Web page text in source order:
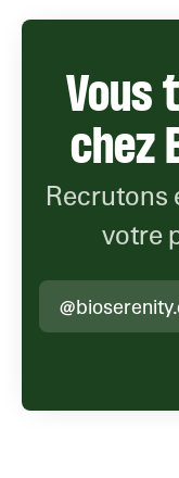
Vous
chez
Recrutons
votre